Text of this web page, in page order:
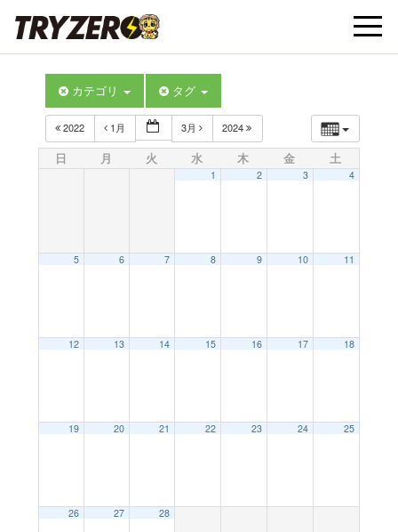
t
カテゴリ タグ
2022 1月 3月 2024
日 月 火 水 木 金 土
1 2 3 4
5 6 7 8 9 10 11
12 13 14 15 16 17 18
19 20 21 22 23 24 25
26 27 28